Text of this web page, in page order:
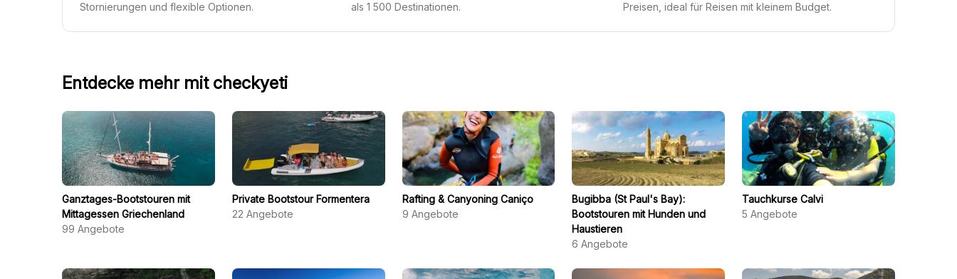
Stornierungen und flexible Optionen.
als 1 500 Destinationen.
Preisen, ideal für Reisen mit kleinem Budget.
Entdecke mehr mit checkyeti
Ganztages-Bootstouren mit
Mittagessen Griechenland
99 Angebote
Private Bootstour Formentera
22 Angebote
Rafting & Canyoning Caniço
9 Angebote
Bugibba (St Paul's Bay):
Bootstouren mit Hunden und
Haustieren
6 Angebote
Tauchkurse Calvi
5 Angebote